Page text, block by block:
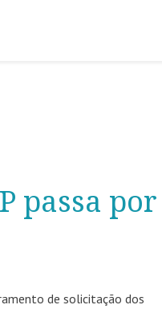
passa por
de solicitação dos